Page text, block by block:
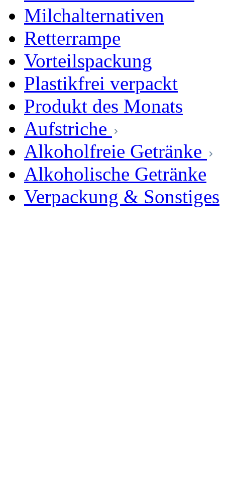
Milchalternativen
Retterrampe
Vorteilspackung
Plastikfrei verpackt
Produkt des Monats
Aufstriche
Alkoholfreie Getränke
Alkoholische Getränke
Verpackung & Sonstiges